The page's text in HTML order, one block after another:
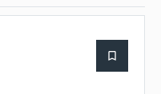
bookmark_border